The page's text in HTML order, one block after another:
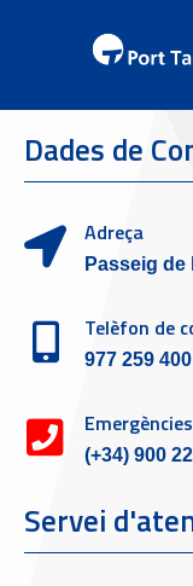
Dades de
Adreça
Passeig de
Telèfon de
977 259 400
Emergències
(+34) 900
Servei